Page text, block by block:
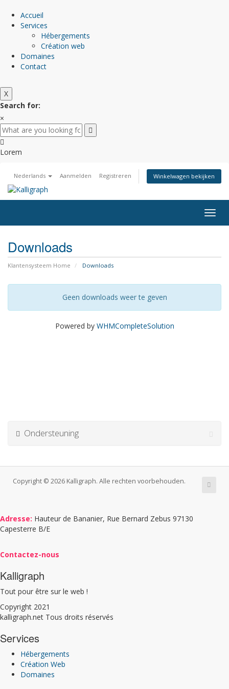
Accueil
Services
Hébergements
Création web
Domaines
Contact
X
Search for:
×
Lorem
Nederlands Aanmelden Registreren Winkelwagen bekijken
in-/
Downloads
Klantensysteem Home Downloads
Geen downloads weer te geven
Powered by WHMCompleteSolution
Ondersteuning
Copyright © 2026 Kalligraph. Alle rechten voorbehouden.
Adresse: Hauteur de Bananier, Rue Bernard Zebus 97130
Capesterre B/E
Contactez-nous
Kalligraph
Tout pour être sur le web !
Copyright 2021
kalligraph.net Tous droits réservés
Services
Hébergements
Création Web
Domaines